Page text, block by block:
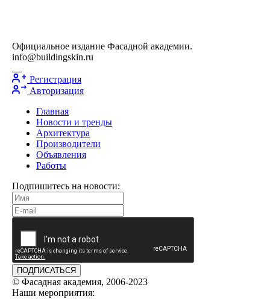
Официальное издание Фасадной академии.
info@buildingskin.ru
Регистрация
Авторизация
Главная
Новости и тренды
Архитектура
Производители
Объявления
Работы
Подпишитесь на новости:
ПОДПИСАТЬСЯ
© Фасадная академия, 2006-2023
Наши мероприятия: